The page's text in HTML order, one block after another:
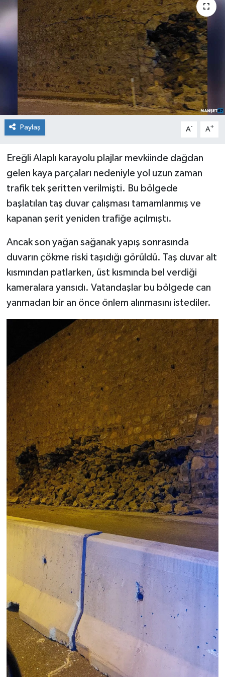
Paylaş A- A+
Ereğli Alaplı karayolu plajlar mevkiinde dağdan
gelen kaya parçaları nedeniyle yol uzun zaman
trafik tek şeritten verilmişti. Bu bölgede
başlatılan taş duvar çalışması tamamlanmış ve
kapanan şerit yeniden trafiğe açılmıştı.
Ancak son yağan sağanak yapış sonrasında
duvarın çökme riski taşıdığı görüldü. Taş duvar alt
kısmından patlarken, üst kısmında bel verdiği
kameralara yansıdı. Vatandaşlar bu bölgede can
yanmadan bir an önce önlem alınmasını istediler.
Medya
Mizah
Röportaj
Teknoloji